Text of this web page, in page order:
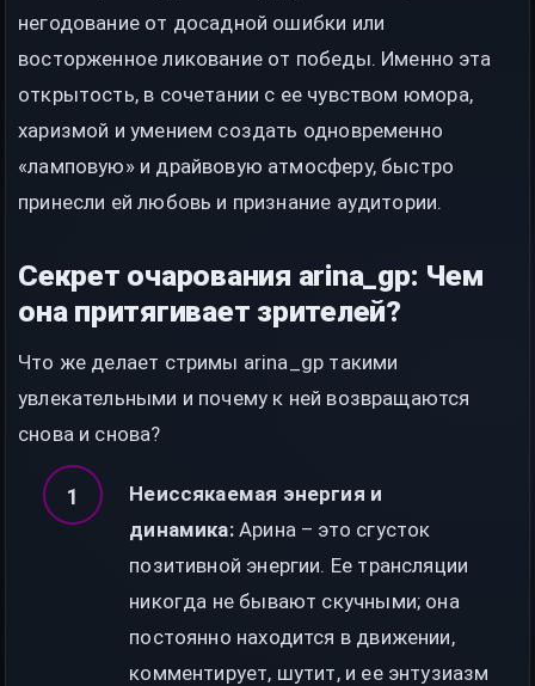
негодование от досадной ошибки или
восторженное ликование от победы. Именно эта
открытость, в сочетании с ее чувством юмора,
харизмой и умением создать одновременно
«ламповую» и драйвовую атмосферу, быстро
принесли ей любовь и признание аудитории.
Секрет очарования arina_gp: Чем
она притягивает зрителей?
Что же делает стримы arina_gp такими
увлекательными и почему к ней возвращаются
снова и снова?
Неиссякаемая энергия и
динамика:Арина – это сгусток
позитивной энергии. Ее трансляции
никогда не бывают скучными; она
постоянно находится в движении,
комментирует, шутит, и ее энтузиазм